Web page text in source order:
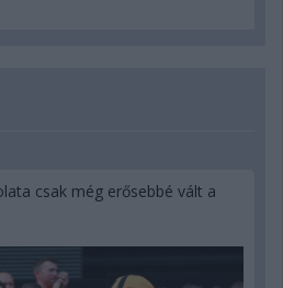
csak még erősebbé vált a